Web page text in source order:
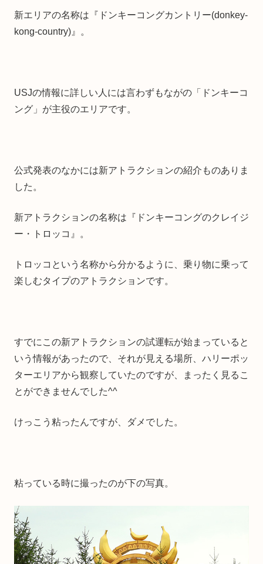
新エリアの名称は『ドンキーコングカントリー(donkey-
kong-country)』。
USJの情報に詳しい人には言わずもながの「ドンキーコ
ング」が主役のエリアです。
公式発表のなかには新アトラクションの紹介ものありま
した。
新アトラクションの名称は『ドンキーコングのクレイジ
ー・トロッコ』。
トロッコという名称から分かるように、乗り物に乗って
楽しむタイプのアトラクションです。
すでにこの新アトラクションの試運転が始まっていると
いう情報があったので、それが見える場所、ハリーポッ
ターエリアから観察していたのですが、まったく見るこ
とができませんでした^^
けっこう粘ったんですが、ダメでした。
粘っている時に撮ったのが下の写真。